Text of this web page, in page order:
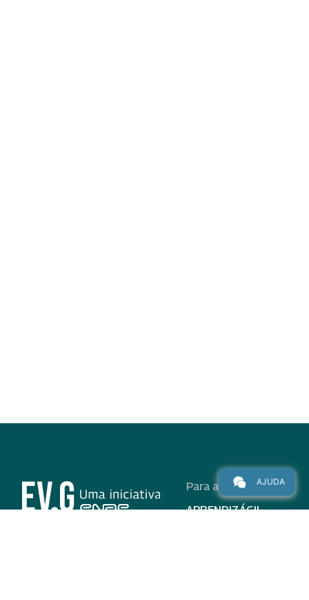
Para alunos
APRENDIZÁGIL
AJUDA